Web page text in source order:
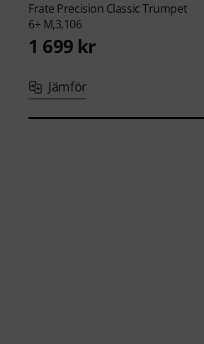
Frate Precision Classic Trumpet
6+ M,3,106
1 699 kr
Jämför